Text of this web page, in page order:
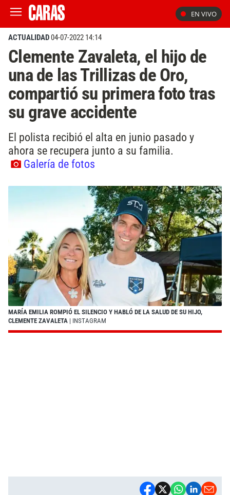
EN VIVO
ACTUALIDAD04-07-2022 14:14
Clemente Zavaleta, el hijo de
una de las Trillizas de Oro,
compartió su primera foto tras
su grave accidente
El polista recibió el alta en junio pasado y
ahora se recupera junto a su familia.
Galería de fotos
MARÍA EMILIA ROMPIÓ EL SILENCIO Y HABLÓ DE LA SALUD DE SU HIJO,
CLEMENTE ZAVALETA | INSTAGRAM